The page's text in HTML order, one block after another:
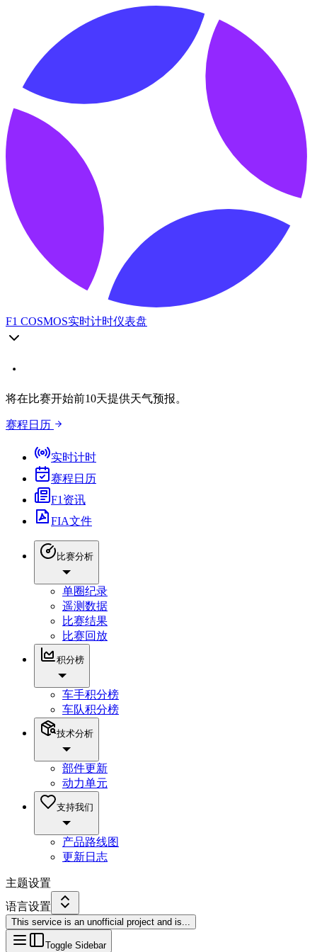
F1 COSMOS实时计时仪表盘
将在比赛开始前10天提供天气预报。
赛程日历
实时计时
赛程日历
F1资讯
FIA文件
比赛分析
单圈纪录
遥测数据
比赛结果
比赛回放
积分榜
车手积分榜
车队积分榜
技术分析
部件更新
动力单元
支持我们
产品路线图
更新日志
主题设置
语言设置
This service is an unofficial project and is...
Toggle Sidebar